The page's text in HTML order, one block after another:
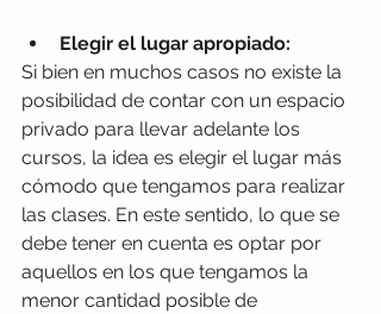
Elegir el lugar apropiado:
Si bien en muchos casos no existe la
posibilidad de contar con un espacio
privado para llevar adelante los
cursos, la idea es elegir el lugar más
cómodo que tengamos para realizar
las clases. En este sentido, lo que se
debe tener en cuenta es optar por
aquellos en los que tengamos la
menor cantidad posible de